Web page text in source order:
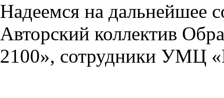
Надеемся на дальнейшее
Авторский коллектив
2100», сотрудники УМЦ